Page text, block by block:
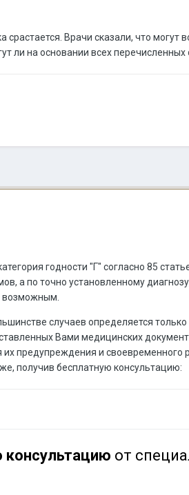
Врачи сказали, что могут
ли на основании всех
годности "Г" согласно 85
а по точно установленному
возможным.
случаев определяется
Вами медицинских
предупреждения и своевременного
получив бесплатную консультацию:
консультацию от